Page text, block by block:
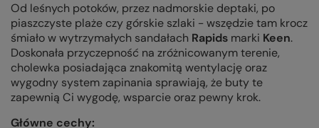
Od leśnych potoków, przez nadmorskie deptaki, po
piaszczyste plaże czy górskie szlaki - wszędzie tam krocz
śmiało w wytrzymałych sandałach Rapids marki Keen.
Doskonała przyczepność na zróżnicowanym terenie,
cholewka posiadająca znakomitą wentylację oraz
wygodny system zapinania sprawiają, że buty te
zapewnią Ci wygodę, wsparcie oraz pewny krok.
Główne cechy: